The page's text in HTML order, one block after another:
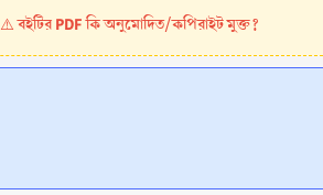
⚠️বইটির PDF কি অনুমোদিত/কপিরাইট মুক্ত?